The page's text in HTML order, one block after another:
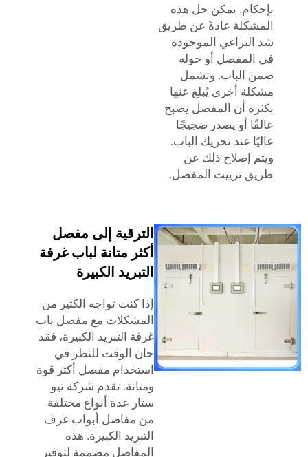
يمكن حل هذه
عادةً عن طريق
الموجودة
أو حوله
الباب. وتشمل
أخرى يُبلغ عنها
أن المفصل يصبح
أو يصدر ضجيجًا
عند تحريك الباب.
إصلاح ذلك عن
تزييت المفصل.
الترقية إلى مفصل
أكثر متانة لباب غرفة
التبريد الكبيرة
إذا كنت تواجه الكثير من
المشكلات مع مفصل باب
غرفة التبريد الكبيرة، فقد
حان الوقت للنظر في
استخدام مفصل أكثر قوة
ومتانة. تقدم شركة نيو
ستار عدة أنواع مختلفة
من مفاصل أبواب غرف
التبريد الكبيرة. هذه
المفاصل مصممة لتوفير